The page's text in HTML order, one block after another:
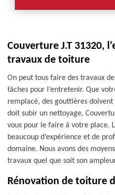
Couverture J.T 31320,
travaux de toiture
On peut tous faire des travaux
tâches pour l’entretenir. Que
remplacé, des gouttières
doit subir un nettoyage,
vous pour le faire à votre place.
beaucoup d’expérience et de
domaine. Nous avons des
travaux quel que soit son
Rénovation de toiture